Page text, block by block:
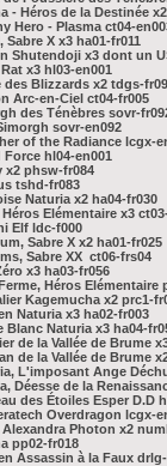
- Héros de la Destinée
Hero - Plasma ct04-
Sabre X x3 ha01-fr011
Shutendoji x3 dont un
x3 hl03-en001
des Blizzards x2 tdgs-
Arc-en-Ciel ct04-fr005
des Ténèbres sovr-
sovr-en092
of the Radiance lcgx-
Force hl04-en001
x2 phsw-fr084
tshd-fr083
Naturia x2 ha04-fr030
Elémentaire x3
Elf ldc-f000
Sabre X x2 ha01-fr025
Sabre XX ct06-frs04
x3 ha03-fr056
Héros Elémentaire
Kagemucha x2 prc1-
Naturia x3 ha02-fr003
Blanc Naturia x3 ha04-
de la Vallée de Brume
de la Vallée de Brume
L'imposant Ange
Déesse de la
des Étoiles Esper D.D
Overdragon lcgx-
Alexandra Photon x2
pp02-fr018
Assassin à la Faux